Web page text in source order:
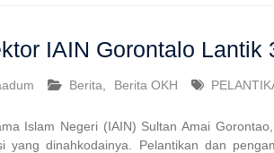
IAIN Gorontalo Lantik
Berita Berita OKH
Islam Negeri (IAIN) Sultan Amai
yang dinahkodainya. Pelantikan dan